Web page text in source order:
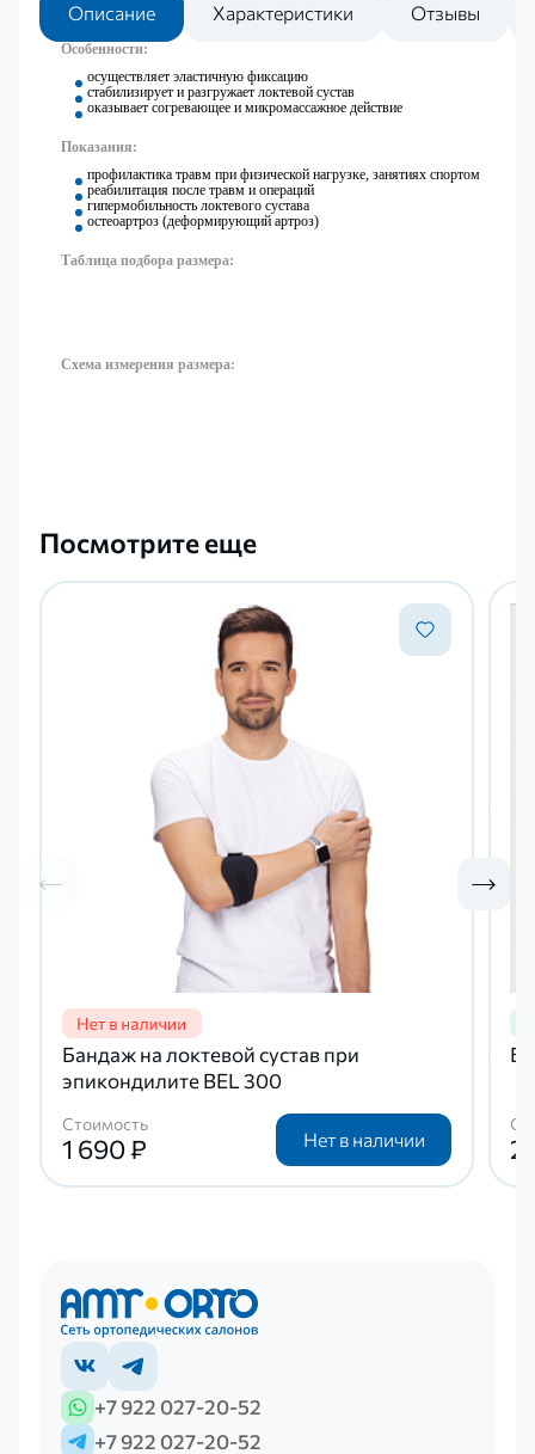
Описание Характеристики Отзывы
Особенности:
осуществляет эластичную фиксацию
стабилизирует и разгружает локтевой сустав
оказывает согревающее и микромассажное действие
Показания:
профилактика травм при физической нагрузке, занятиях спортом
реабилитация после травм и операций
гипермобильность локтевого сустава
остеоартроз (деформирующий артроз)
Таблица подбора размера:
Схема измерения размера:
Посмотрите еще
Бандаж на локтевой сустав при
эпикондилите BEL 300
Стоимость
1 690 ₽ Нет в наличии 2
+7 922 027-20-52
+7 922 027-20-52